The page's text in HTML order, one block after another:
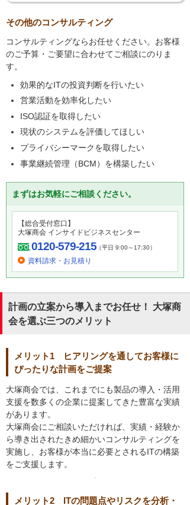
その他のコンサルティング
コンサルティングならお任せください。お客様
のご予算・ご要望に合わせてご相談にのりま
す。
効果的なITの投資判断を行いたい
営業活動を効率化したい
ISO認証を取得したい
現状のシステムを評価してほしい
プライバシーマークを取得したい
事業継続管理（BCM）を構築したい
まずはお気軽にご相談ください。
【総合受付窓口】
大塚商会 インサイドビジネスセンター
0120-579-215（平日 9:00～17:30）
資料請求・お見積り
計画の立案から導入までお任せ！ 大塚商
会を選ぶ三つのメリット
メリット1 ヒアリングを通してお客様に
ぴったりな計画をご提案
大塚商会では、これまでにも製品の導入・活用
支援を数多くの企業に提案してきた豊富な実績
があります。
大塚商会にご相談いただければ、実績・経験か
ら導き出されたきめ細かいコンサルティングを
実施し、お客様が本当に必要とされるITの構築
をご支援します。
メリット2 ITの問題点やリスクを分析・